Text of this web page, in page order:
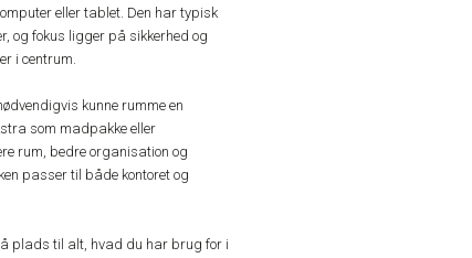
eller tablet. Den har typisk
og fokus ligger på sikkerhed og
i centrum.
kunne rumme en
som madpakke eller
rum, bedre organisation og
passer til både kontoret og
plads til alt, hvad du har brug for i